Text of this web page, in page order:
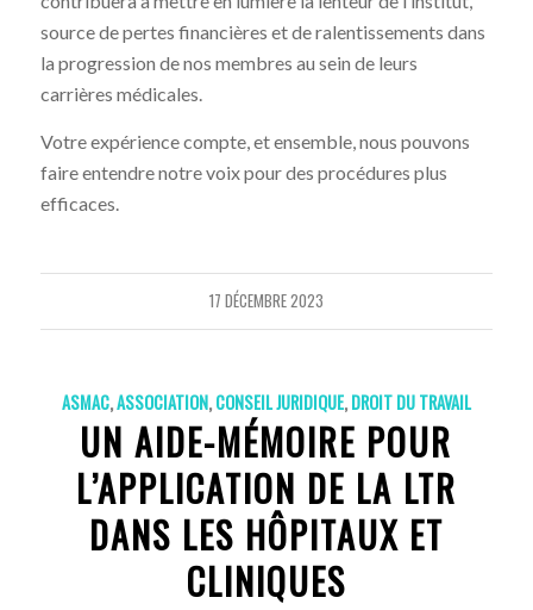
source de pertes financières et de ralentissements dans
la progression de nos membres au sein de leurs
carrières médicales.
Votre expérience compte, et ensemble, nous pouvons
faire entendre notre voix pour des procédures plus
efficaces.
17 DÉCEMBRE 2023
ASMAC,ASSOCIATION,CONSEIL JURIDIQUE,DROIT DU TRAVAIL
UN AIDE-MÉMOIRE POUR
L’APPLICATION DE LA LTR
DANS LES HÔPITAUX ET
CLINIQUES